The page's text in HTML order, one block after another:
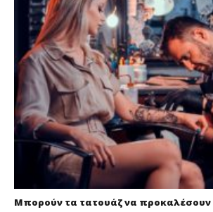
Μπορούν τα τατουάζ να προκαλέσουν